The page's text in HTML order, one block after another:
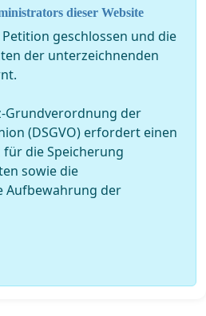
hiermit bei Ihnen
gegen das § 17 Nr. 2b
gegen die
der BRD, gegen
All Ex und den
erteilenden Deutschen
gegen § 17 TierSchG erstattet.
zur Durchführung des
untere
aufgefordert, das weitere
am Hauptbahnhof in
dieser Website
geschlossen und die
der unterzeichnenden
Grundverordnung der
(DSGVO) erfordert einen
die Speicherung
sowie die
Aufbewahrung der